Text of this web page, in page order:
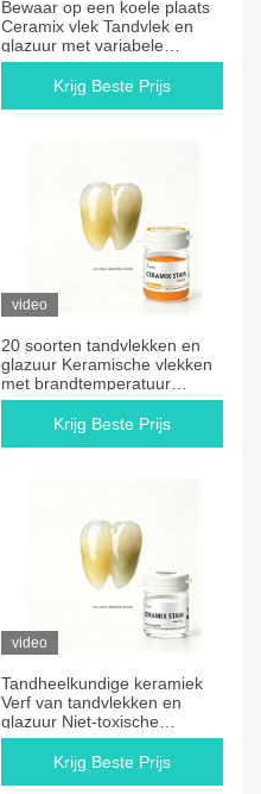
Bewaar op een koele plaats
Ceramix vlek Tandvlek en
glazuur met variabele
ondoorzichtigheidsopties
voor nauwkeurige
Krijg Beste Prijs
video
20 soorten tandvlekken en
glazuur Keramische vlekken
met brandtemperatuur
ongeveer 700-800 ° C Ideaal
voor precieze tandprothesen
Krijg Beste Prijs
video
Tandheelkundige keramiek
Verf van tandvlekken en
glazuur Niet-toxische
samenstelling Compatibel
met verschillende
Krijg Beste Prijs